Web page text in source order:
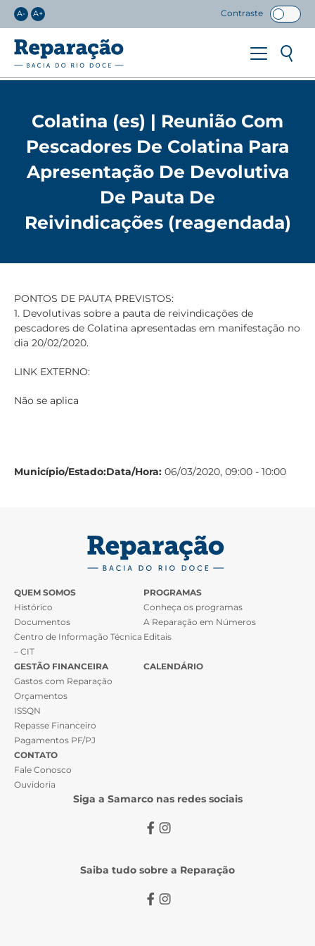
A- A+ Contraste
Colatina (es) | Reunião Com
Pescadores De Colatina Para
Apresentação De Devolutiva
De Pauta De
Reivindicações (reagendada)
PONTOS DE PAUTA PREVISTOS:
1. Devolutivas sobre a pauta de reivindicações de
pescadores de Colatina apresentadas em manifestação no
dia 20/02/2020.
LINK EXTERNO:
Não se aplica
Município/Estado:Data/Hora: 06/03/2020, 09:00 - 10:00
QUEM SOMOS
Histórico
Documentos
Centro de Informação Técnica
– CIT
PROGRAMAS
Conheça os programas
A Reparação em Números
Editais
GESTÃO FINANCEIRA
Gastos com Reparação
Orçamentos
ISSQN
Repasse Financeiro
Pagamentos PF/PJ
CALENDÁRIO
CONTATO
Fale Conosco
Ouvidoria
Siga a Samarco nas redes sociais
Saiba tudo sobre a Reparação